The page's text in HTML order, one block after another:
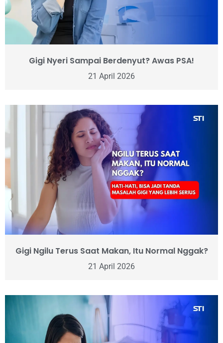
Gigi Nyeri Sampai Berdenyut? Awas PSA!
21 April 2026
Gigi Ngilu Terus Saat Makan, Itu Normal Nggak?
21 April 2026